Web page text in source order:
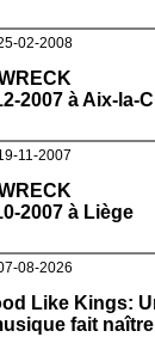
02-2008
2007 à Aix-la-
11-2007
2007 à Liège
08-2026
Like Kings:
fait